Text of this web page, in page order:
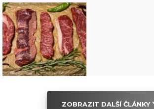
ZOBRAZIT DALŠÍ ČLÁNKY